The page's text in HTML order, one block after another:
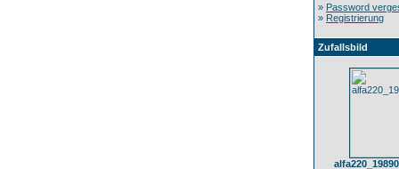
» Password
» Registrierung
Zufallsbild